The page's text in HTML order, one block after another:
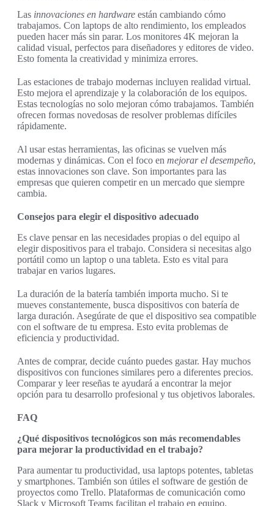
Las innovaciones en hardware están cambiando cómo
trabajamos. Con laptops de alto rendimiento, los empleados
pueden hacer más sin parar. Los monitores 4K mejoran la
calidad visual, perfectos para diseñadores y editores de video.
Esto fomenta la creatividad y minimiza errores.
Las estaciones de trabajo modernas incluyen realidad virtual.
Esto mejora el aprendizaje y la colaboración de los equipos.
Estas tecnologías no solo mejoran cómo trabajamos. También
ofrecen formas novedosas de resolver problemas difíciles
rápidamente.
Al usar estas herramientas, las oficinas se vuelven más
modernas y dinámicas. Con el foco en mejorar el desempeño,
estas innovaciones son clave. Son importantes para las
empresas que quieren competir en un mercado que siempre
cambia.
Consejos para elegir el dispositivo adecuado
Es clave pensar en las necesidades propias o del equipo al
elegir dispositivos para el trabajo. Considera si necesitas algo
portátil como un laptop o una tableta. Esto es vital para
trabajar en varios lugares.
La duración de la batería también importa mucho. Si te
mueves constantemente, busca dispositivos con batería de
larga duración. Asegúrate de que el dispositivo sea compatible
con el software de tu empresa. Esto evita problemas de
eficiencia y productividad.
Antes de comprar, decide cuánto puedes gastar. Hay muchos
dispositivos con funciones similares pero a diferentes precios.
Comparar y leer reseñas te ayudará a encontrar la mejor
opción para tu desarrollo profesional y tus objetivos laborales.
FAQ
¿Qué dispositivos tecnológicos son más recomendables
para mejorar la productividad en el trabajo?
Para aumentar tu productividad, usa laptops potentes, tabletas
y smartphones. También son útiles el software de gestión de
proyectos como Trello. Plataformas de comunicación como
Slack y Microsoft Teams facilitan el trabajo en equipo.